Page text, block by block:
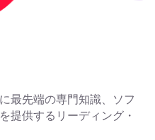
最先端の専門知識、ソフ
提供するリーディング・